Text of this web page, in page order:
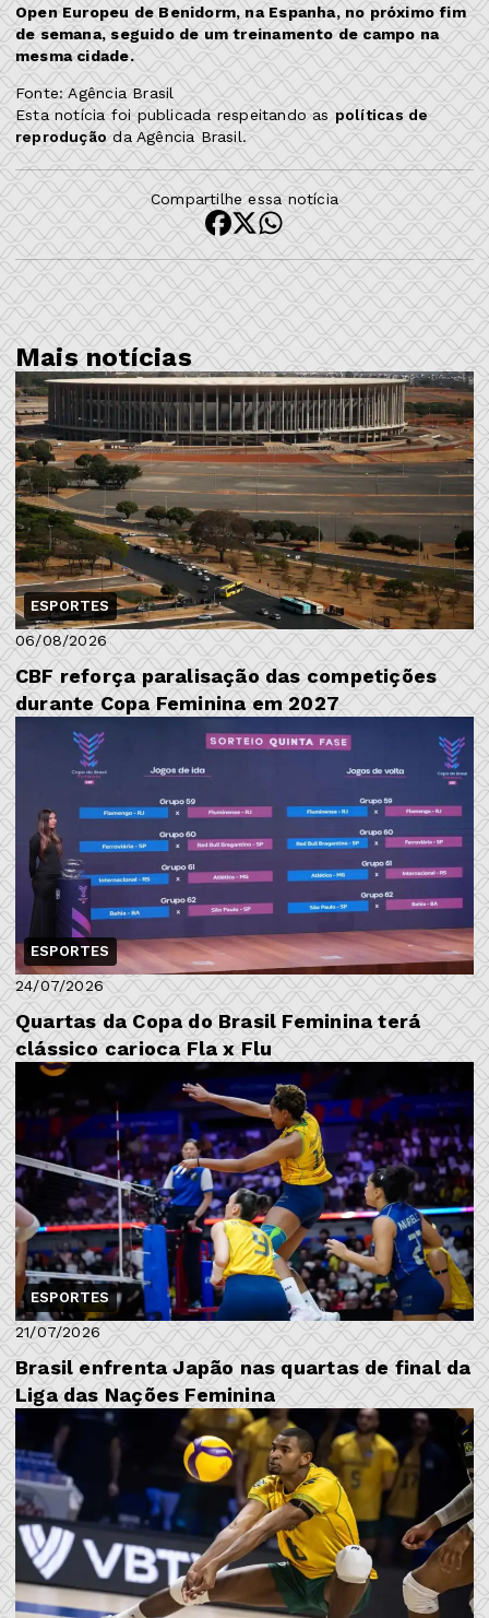
Open Europeu de Benidorm, na Espanha, no próximo fim
de semana, seguido de um treinamento de campo na
mesma cidade.
Fonte: Agência Brasil
Esta notícia foi publicada respeitando as políticas de
reprodução da Agência Brasil.
Compartilhe essa notícia
Mais notícias
ESPORTES
06/08/2026
CBF reforça paralisação das competições
durante Copa Feminina em 2027
ESPORTES
24/07/2026
Quartas da Copa do Brasil Feminina terá
clássico carioca Fla x Flu
ESPORTES
21/07/2026
Brasil enfrenta Japão nas quartas de final da
Liga das Nações Feminina